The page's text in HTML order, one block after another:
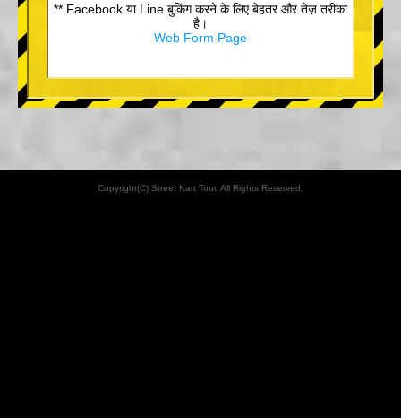
** Facebook या Line बुकिंग करने के लिए बेहतर और तेज़ तरीका
है।
Web Form Page
Copyright(C) Street Kart Tour. All Rights Reserved.